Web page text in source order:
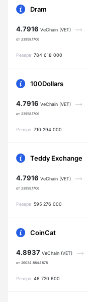
Dram
4.7916 VeChain (VET)
от 23958.1706
Резерв 784 618 000
100Dollars
4.7916 VeChain (VET)
от 23958.1706
Резерв 710 294 000
Teddy Exchange
4.7916 VeChain (VET)
от 23958.1706
Резерв 595 276 000
CoinCat
4.8937 VeChain (VET)
от 26034.8844878
Резерв 46 720 600